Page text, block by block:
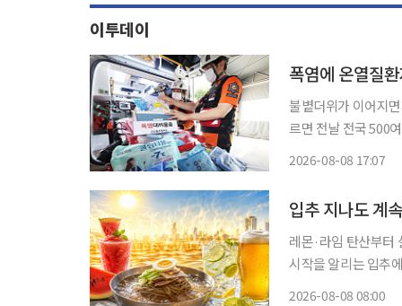
이투데이
폭염에 온열질
불볕더위가 이어지면서 하
르면 전날 전국 500
2026-08-08 17:07
입추 지나도 계
레몬·라임 탄산부터 살
시작을 알리는 입추
2026-08-08 08:00